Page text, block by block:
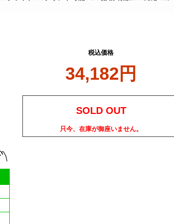
税込価格
34,182円
SOLD OUT
只今、在庫が御座いません。